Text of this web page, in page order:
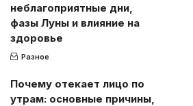
неблагоприятные дни,
фазы Луны и влияние на
здоровье
Разное
Почему отекает лицо по
утрам: основные причины,